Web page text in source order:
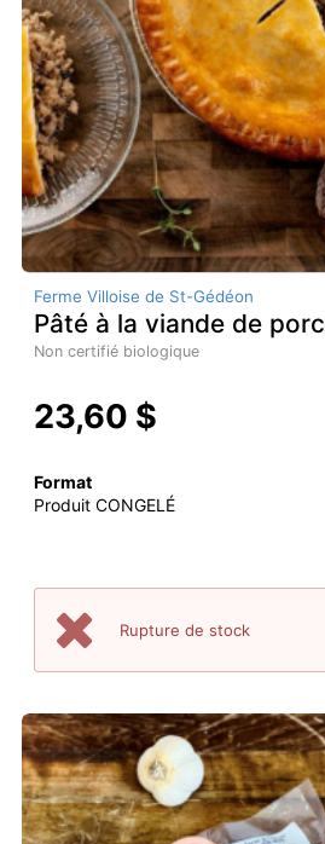
Ferme Villoise de St-Gédéon
Pâté à la viande de porc
Non certifié biologique
23,60 $
Format
Produit CONGELÉ
Rupture de stock